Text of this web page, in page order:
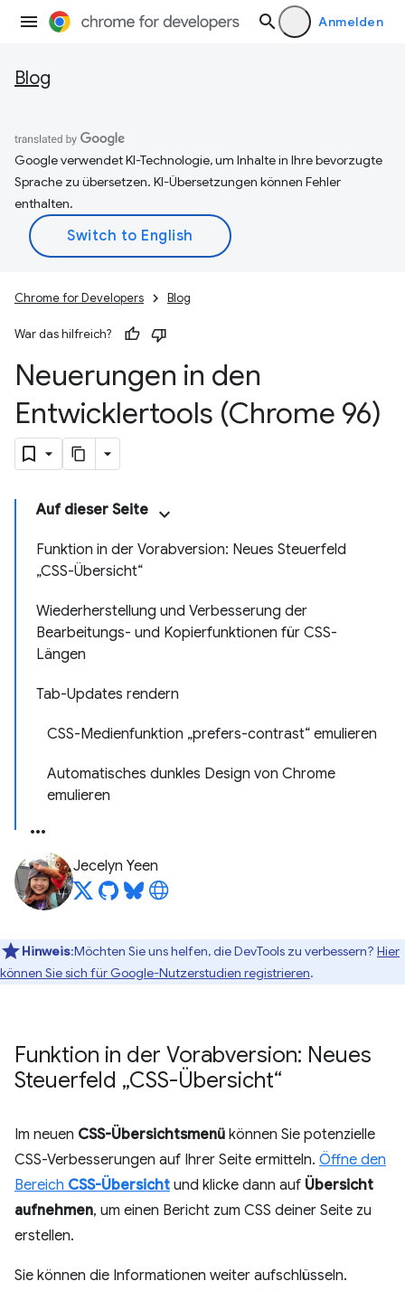
Anmelden
Blog
Google verwendet KI-Technologie, um Inhalte in Ihre bevorzugte
Sprache zu übersetzen. KI-Übersetzungen können Fehler
enthalten.
Chrome for Developers Blog
War das hilfreich?
Neuerungen in den
Entwicklertools (Chrome 96)
Auf dieser Seite
Funktion in der Vorabversion: Neues Steuerfeld
„CSS-Übersicht“
Wiederherstellung und Verbesserung der
Bearbeitungs- und Kopierfunktionen für CSS-
Längen
Tab-Updates rendern
CSS-Medienfunktion „prefers-contrast“ emulieren
Automatisches dunkles Design von Chrome
emulieren
Jecelyn Yeen
Hinweis:Möchten Sie uns helfen, die DevTools zu verbessern? Hier
können Sie sich für Google-Nutzerstudien registrieren.
Funktion in der Vorabversion: Neues
Steuerfeld „CSS-Übersicht“
Im neuen CSS-Übersichtsmenü können Sie potenzielle
CSS-Verbesserungen auf Ihrer Seite ermitteln. Öffne den
Bereich CSS-Übersicht und klicke dann auf Übersicht
aufnehmen, um einen Bericht zum CSS deiner Seite zu
erstellen.
Sie können die Informationen weiter aufschlüsseln.